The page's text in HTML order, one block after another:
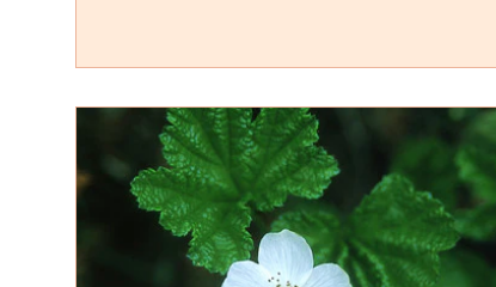
attention as a practical and accessible
method to reduce stress and improve
mental health. This post explores the
benefits of mindfulness meditation
stress relief and offers insights into